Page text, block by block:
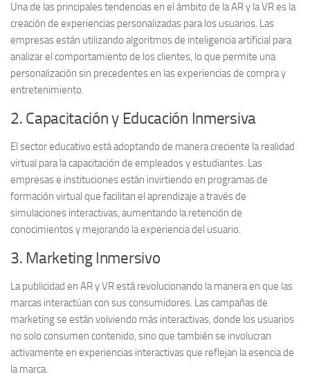
Una de las principales tendencias en el ámbito de la AR y la VR es la
creación de experiencias personalizadas para los usuarios. Las
empresas están utilizando algoritmos de inteligencia artificial para
analizar el comportamiento de los clientes, lo que permite una
personalización sin precedentes en las experiencias de compra y
entretenimiento.
2. Capacitación y Educación Inmersiva
El sector educativo está adoptando de manera creciente larealidad
virtual para la capacitación de empleados y estudiantes. Las
empresas e instituciones están invirtiendo en programas de
formación virtual que facilitan el aprendizaje a través de
simulaciones interactivas, aumentando la retención de
conocimientos y mejorando la experiencia del usuario.
3. Marketing Inmersivo
La publicidad en AR y VR está revolucionando la manera en que las
marcas interactúan con sus consumidores. Las campañas de
marketing se están volviendo más interactivas, donde los usuarios
no solo consumen contenido, sino que también se involucran
activamente en experiencias interactivasque reflejan la esencia de
la marca.